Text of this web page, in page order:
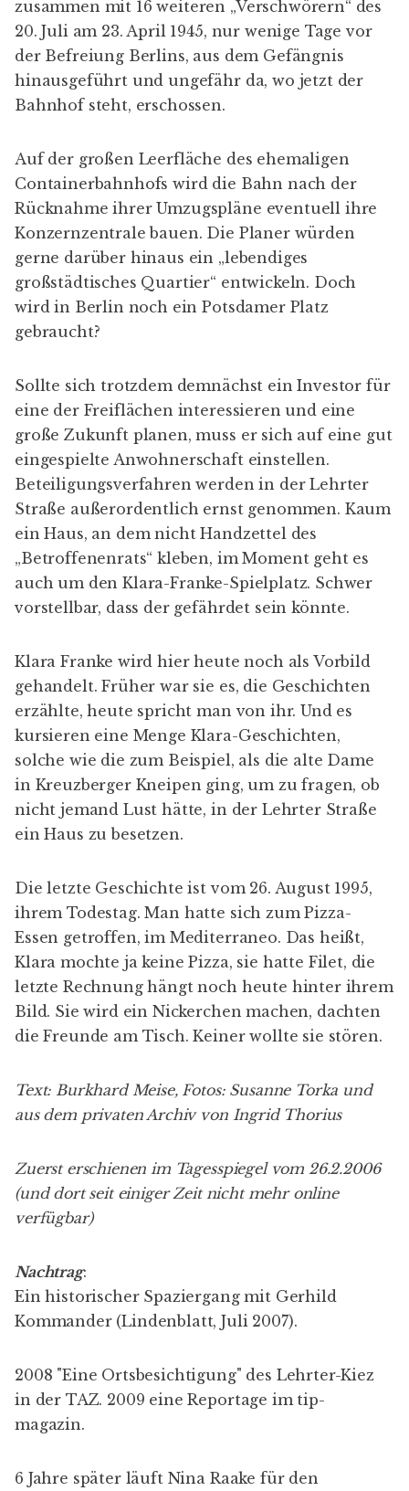
wird in Berlin noch ein Potsdamer Platz
gebraucht?
Sollte sich trotzdem demnächst ein Investor für
eine der Freiflächen interessieren und eine
eingespielte Anwohnerschaft einstellen.
Beteiligungsverfahren werden in der Lehrter
Straße außerordentlich ernst genommen. Kaum
ein Haus, an dem nicht Handzettel des
„Betroffenenrats“ kleben, im Moment geht es
auch um den Klara-Franke-Spielplatz. Schwer
vorstellbar, dass der gefährdet sein könnte.
gehandelt. Früher war sie es, die Geschichten
erzählte, heute spricht man von ihr. Und es
kursieren eine Menge Klara-Geschichten,
solche wie die zum Beispiel, als die alte Dame
in Kreuzberger Kneipen ging, um zu fragen, ob
nicht jemand Lust hätte, in der Lehrter Straße
ein Haus zu besetzen.
Die letzte Geschichte ist vom 26. August 1995,
ihrem Todestag. Man hatte sich zum Pizza-
Klara mochte ja keine Pizza, sie hatte Filet, die
letzte Rechnung hängt noch heute hinter ihrem
Bild. Sie wird ein Nickerchen machen, dachten
die Freunde am Tisch. Keiner wollte sie stören.
Text: Burkhard Meise, Fotos: Susanne Torka und
aus dem privaten Archiv von Ingrid Thorius
(und dort seit einiger Zeit nicht mehr online
verfügbar)
Nachtrag:
Ein historischer Spaziergang mitGerhild
Kommander(Lindenblatt, Juli 2007).
in der TAZ. 2009 eineReportageim tip-
magazin.
6 Jahre später läuft Nina Raake für den
Tagesspiegel durch die Lehrter - nicht alle ihre
Einschätzungen sind so wirklich 100%
rüber:Ein Dorf von Welt
Nach 8 Jahren wieder ein Spaziergang durch die
Auswirkungen des Neubaus:Warum ein Kiez
Angst vor dem Neuen hat, Julia Haak in der
Berliner Zeitung.
So alle 2 Jahre scheinen Lehrter Straßen